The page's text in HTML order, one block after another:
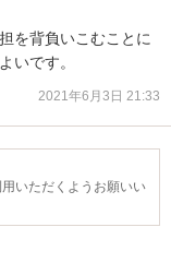
を背負いこむことに
いです。
2021年6月3日 21:33
いただくようお願いい